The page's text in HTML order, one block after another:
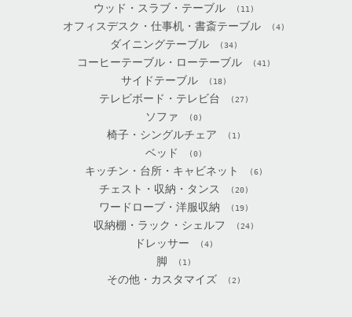
ウッド・スラブ・テーブル (11)
オフィスデスク・仕事机・書斎テーブル (4)
ダイニングテーブル (34)
コーヒーテーブル・ローテーブル (41)
サイドテーブル (18)
テレビボード・テレビ台 (27)
ソファ (0)
椅子・シングルチェア (1)
ベッド (0)
キッチン・台所・キャビネット (6)
チェスト・収納・タンス (20)
ワードローブ・洋服収納 (19)
収納棚・ラック・シェルフ (24)
ドレッサー (4)
脚 (1)
その他・カスタマイズ (2)